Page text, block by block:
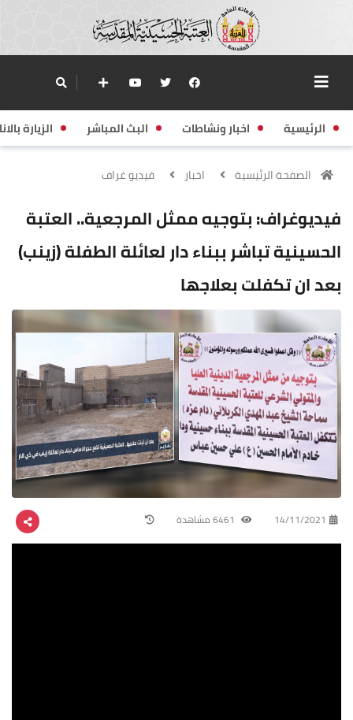
الرئيسية اخبار ونشاطات البث المباشر الزيارة
الصفحة الرئيسية اخبار فيديو غراف
فيديوغراف: بتوجيه ممثل المرجعية.. العتبة
الحسينية تباشر ببناء دار لعائلة الطفلة (زينب)
بعد ان تكفلت بعلاجها
14/11/2021